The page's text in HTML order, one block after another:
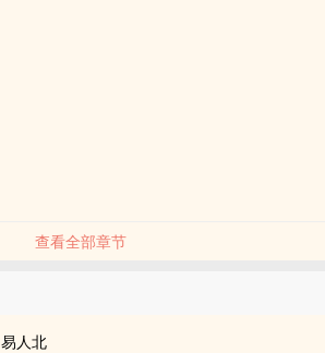
查看全部章节
易人北